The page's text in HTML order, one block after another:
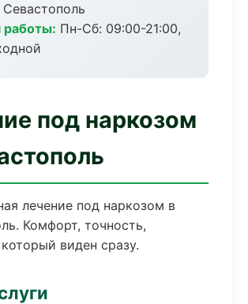
Севастополь
Пн-Сб: 09:00-21:00,
под наркозом
лечение под наркозом в
Комфорт, точность,
который виден сразу.